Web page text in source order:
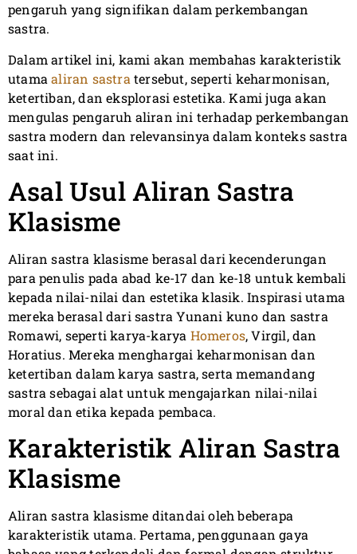
pengaruh yang signifikan dalam perkembangan
sastra.
Dalam artikel ini, kami akan membahas karakteristik
utamaaliran sastra tersebut, seperti keharmonisan,
ketertiban, dan eksplorasi estetika. Kami juga akan
mengulas pengaruh aliran ini terhadap perkembangan
sastra modern dan relevansinya dalam konteks sastra
saat ini.
Asal Usul Aliran Sastra
Klasisme
Aliran sastra klasisme berasal dari kecenderungan
para penulis pada abad ke-17 dan ke-18 untuk kembali
kepada nilai-nilai dan estetika klasik. Inspirasi utama
mereka berasal dari sastra Yunani kuno dan sastra
Romawi, seperti karya-karya Homeros, Virgil, dan
Horatius. Mereka menghargai keharmonisan dan
ketertiban dalam karya sastra, serta memandang
sastra sebagai alat untuk mengajarkan nilai-nilai
moral dan etika kepada pembaca.
Karakteristik Aliran Sastra
Klasisme
Aliran sastra klasisme ditandai oleh beberapa
karakteristik utama. Pertama, penggunaan gaya